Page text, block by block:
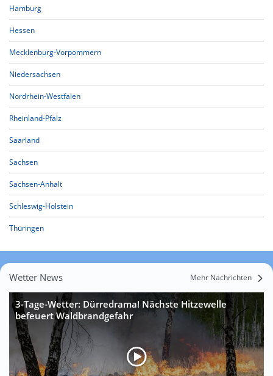
Hamburg
Hessen
Mecklenburg-Vorpommern
Niedersachsen
Nordrhein-Westfalen
Rheinland-Pfalz
Saarland
Sachsen
Sachsen-Anhalt
Schleswig-Holstein
Thüringen
Wetter News Mehr Nachrichten
3-Tage-Wetter: Dürredrama! Nächste Hitzewelle
befeuert Waldbrandgefahr